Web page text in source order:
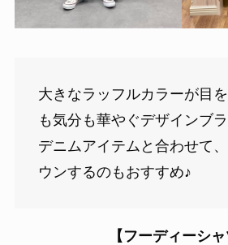
大きなラッフルカラーが目
も気分も華やぐデザインブラ
デニムアイテムと合わせて
ウンするのもおすすめ♪
【フーディーシャ